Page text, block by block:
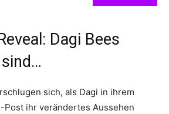
Dagi Bees
sich, als Dagi in ihrem
Post ihr verändertes Aussehen